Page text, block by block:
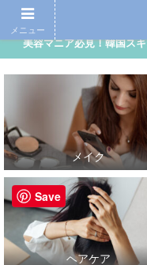
アイディール｜自分らしさ
美容マニア必見！韓国ス
メイク
ヘアケア
メニュー
Save